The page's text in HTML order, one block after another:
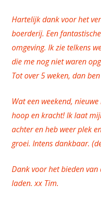
Hartelijk dank voor het
boerderij. Een
omgeving. Ik zie telkens
die me nog niet waren
Tot over 5 weken, dan
Wat een weekend,
hoop en kracht! Ik laat
achter en heb weer plek
groei. Intens dankbaar.
Dank voor het bieden
laden. xx Tim.